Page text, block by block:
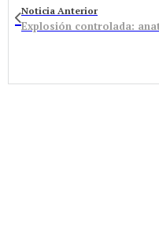
Noticia Anterior